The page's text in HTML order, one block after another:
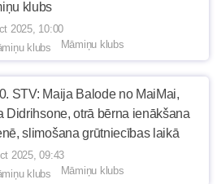
klubs
2025, 10:00
Māmiņu klubs
STV: Maija Balode no MaiMai,
Didrihsone, otrā bērna ienākšana
slimošana grūtniecības laikā
2025, 09:43
Māmiņu klubs